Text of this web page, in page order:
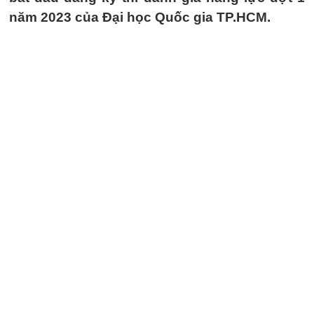
năm 2023 của Đại học Quốc gia TP.HCM.